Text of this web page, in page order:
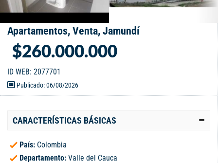
Apartamentos, Venta, Jamundí
$260.000.000
ID WEB: 2077701
Publicado: 06/08/2026
CARACTERÍSTICAS BÁSICAS
País: Colombia
Departamento: Valle del Cauca